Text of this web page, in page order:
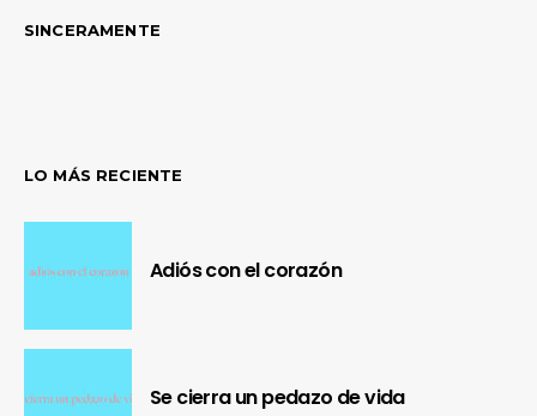
SINCERAMENTE
LO MÁS RECIENTE
Adiós con el corazón
Se cierra un pedazo de vida